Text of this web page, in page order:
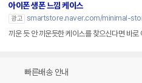
아이폰 생폰 느낌 케이스
광고 smartstore.naver.com/minimal-
끼운 듯 안 끼운듯한 케이스를 찾으신다면 바로
빠른배송 안내